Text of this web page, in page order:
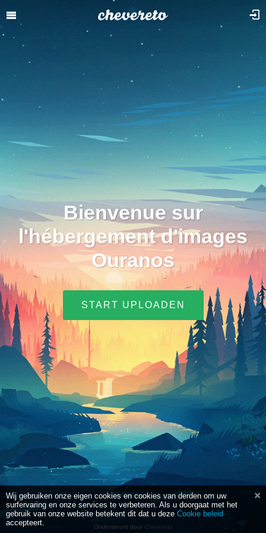
Bienvenue sur
l'hébergement d'images
Ouranos
START UPLOADEN
Ondersteunt door Chevereto
Wij gebruiken onze eigen cookies en cookies van derden om uw
surfervaring en onze services te verbeteren. Als u doorgaat met het
gebruik van onze website betekent dit dat u deze Cookie beleid
accepteert.